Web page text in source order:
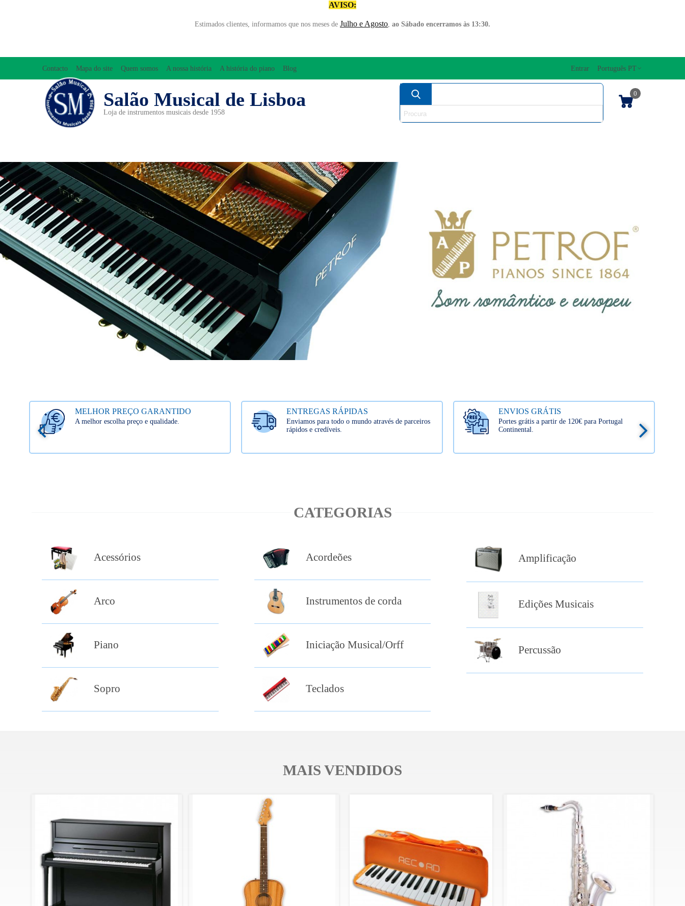
AVISO:
Estimados clientes, informamos que nos meses de Julho e Agosto, ao Sábado encerramos às 13:30.
Contacto Mapa do site Quem somos A nossa história A história do piano Blog Entrar Português PT
Salão Musical de Lisboa
Loja de instrumentos musicais desde 1958
0
MELHOR PREÇO GARANTIDO
A melhor escolha preço e qualidade.
ENTREGAS RÁPIDAS
Enviamos para todo o mundo através de parceiros
rápidos e credíveis.
ENVIOS GRÁTIS
Portes grátis a partir de 120€ para Portugal
Continental.
CATEGORIAS
Acessórios
Arco
Piano
Sopro
Acordeões
Instrumentos de corda
Iniciação Musical/Orff
Teclados
Amplificação
Edições Musicais
Percussão
MAIS VENDIDOS